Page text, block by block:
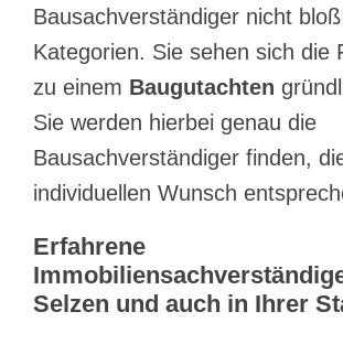
Bausachverständiger nicht
Kategorien. Sie sehen sich die
zu einem Baugutachten
Sie werden hierbei genau die
Bausachverständiger finden,
individuellen Wunsch
Erfahrene
Selzen und auch in Ihrer